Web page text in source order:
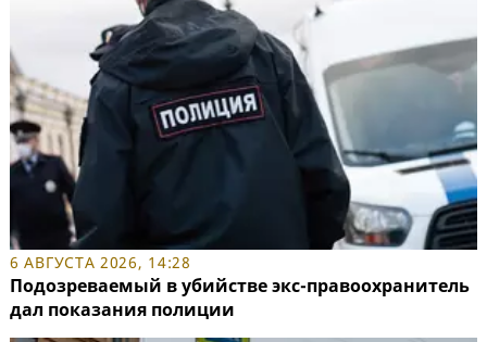
6 АВГУСТА 2026, 14:28
Подозреваемый в убийстве экс-правоохранитель
дал показания полиции